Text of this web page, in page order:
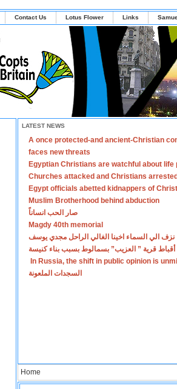
Contact Us Lotus Flower Links
LATEST NEWS
A once protected-and ancient-Christian
faces new threats
Egyptian Christians are watchful about life
Churches attacked and Christians
Egypt officials abetted kidnappers of
Muslim Brotherhood behind abduction
صار الحب انساناً
Magdy 40th memorial
نزف الي السماء اخينا الغالي الراحل مجدي يوسف
أقباط قرية ” العزيب” بسمالوط بسبب بناء كنيسة
In Russia, the shift in public opinion is
السجدات الملعونة
Home